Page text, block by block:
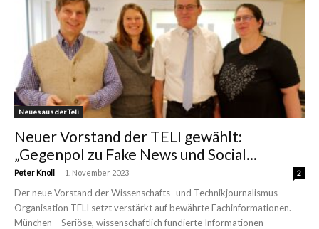
Neues aus der Teli
Neuer Vorstand der TELI gewählt:
„Gegenpol zu Fake News und Social...
Peter Knoll - 1. November 2023 2
Der neue Vorstand der Wissenschafts- und Technikjournalismus-
Organisation TELI setzt verstärkt auf bewährte Fachinformationen.
München – Seriöse, wissenschaftlich fundierte Informationen